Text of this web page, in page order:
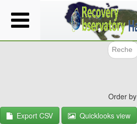
Skip
to
Order by
Export CSV
Quicklooks view